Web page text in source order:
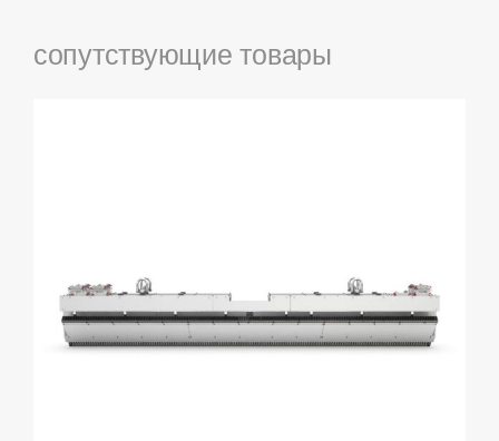
сопутствующие товары